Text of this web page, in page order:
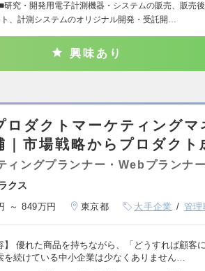
■研究・開発用電子計測機器・システムの販売、販売
、計測システムのオリジナル開発・受託開…
興味あり
ロダクトマーケティング
｜市場戦略からプロダクト
ィングプランナー・Webプランナー
クス
～ 849万円 東京都 大手企業 管理
】 優れた商品を持ちながら、「どうすれば顧客
を続けている中小企業は少なくありません…